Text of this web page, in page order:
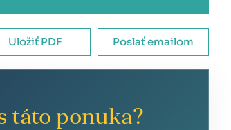
Uložiť PDF Poslať emailom
táto ponuka?